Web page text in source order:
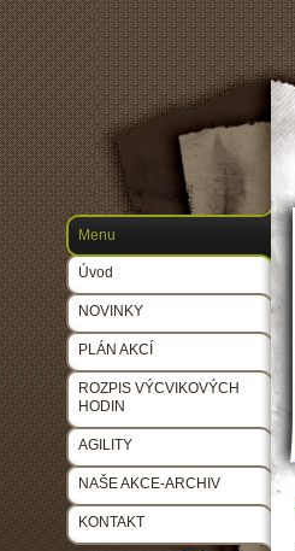
Menu
Úvod
NOVINKY
PLÁN AKCÍ
ROZPIS VÝCVIKOVÝCH
HODIN
AGILITY
NAŠE AKCE-ARCHIV
KONTAKT